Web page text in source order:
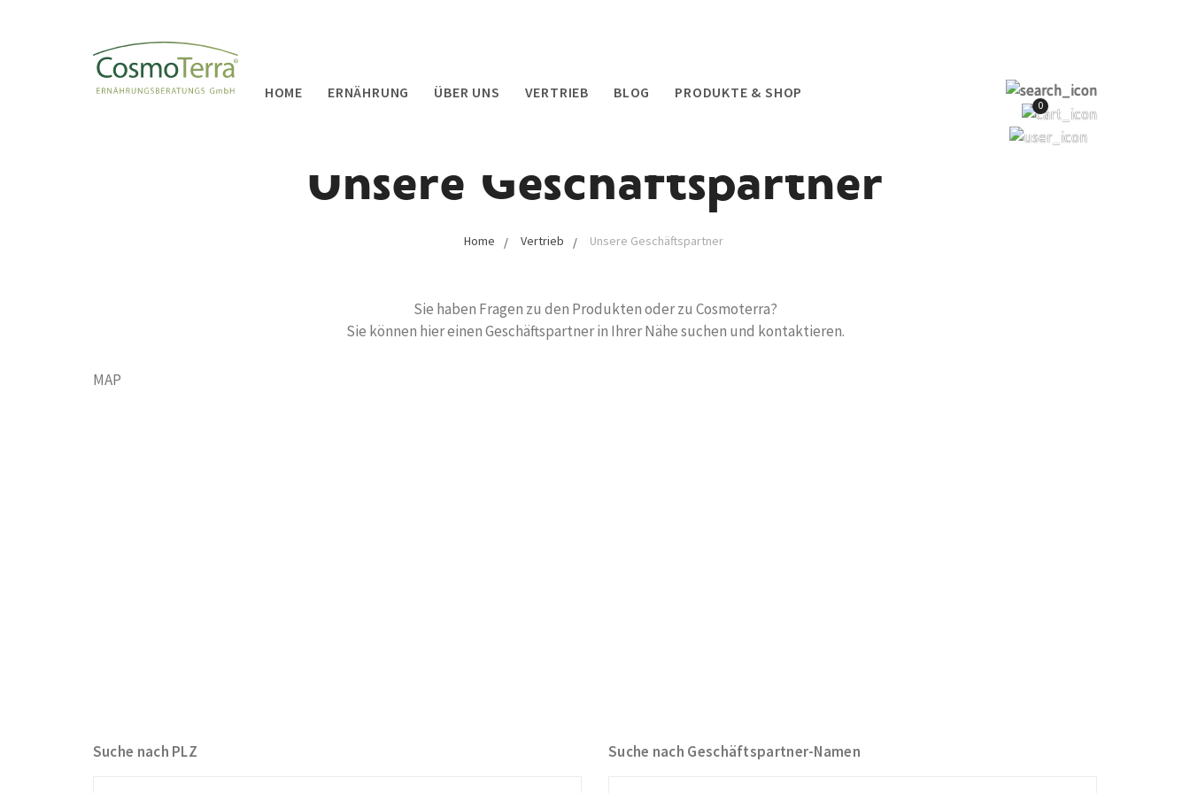
HOME ERNÄHRUNG ÜBER UNS VERTRIEB BLOG PRODUKTE & SHOP
0
Unsere Geschäftspartner
Home Vertrieb Unsere Geschäftspartner
Sie haben Fragen zu den Produkten oder zu Cosmoterra?
Sie können hier einen Geschäftspartner in Ihrer Nähe suchen und kontaktieren.
MAP
Suche nach PLZ Suche nach Geschäftspartner-Namen